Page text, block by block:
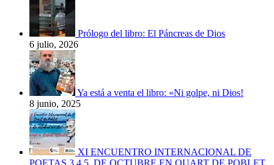
Prólogo del libro: El Páncreas de Dios
6 julio, 2026
Ya está a venta el libro: «Ni golpe, ni Dios!
8 junio, 2025
XI ENCUENTRO INTERNACIONAL DE